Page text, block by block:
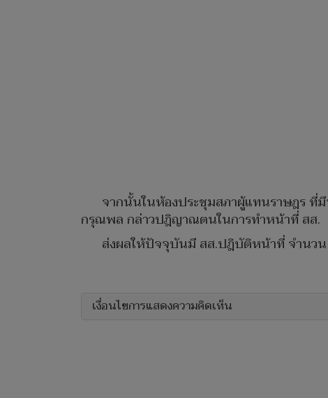
จากนั้นในห้องประชุมสภาผู้แทนราษฎร ที่
กรุณพล กล่าวปฎิญาณตนในการทำหน้าที่ สส.
ส่งผลให้ปัจจุบันมี สส.ปฎิบัติหน้าที่ จำนวน
เงื่อนไขการแสดงความคิดเห็น